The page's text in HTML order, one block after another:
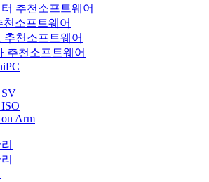
추천소프트웨어
천소프트웨어
추천소프트웨어
추천소프트웨어
SV
Arm